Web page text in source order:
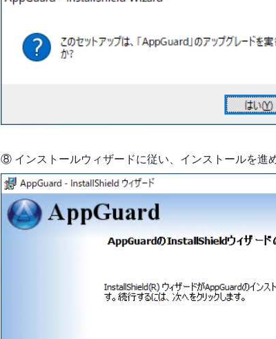
⑧ インストールウィザードに従い、インストールを進め